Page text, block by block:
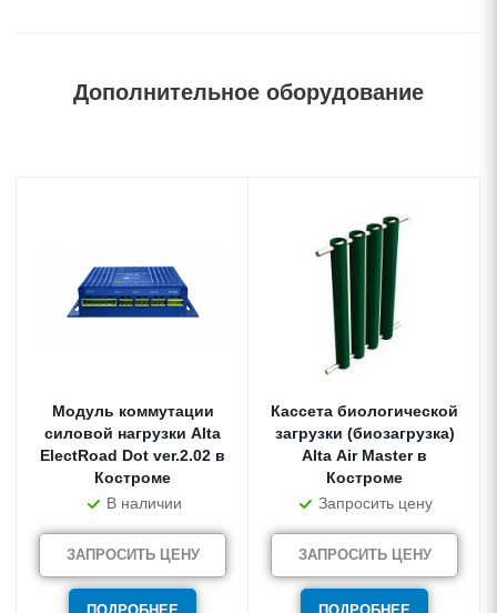
Дополнительное оборудование
Модуль коммутации
силовой нагрузки Alta
ElectRoad Dot ver.2.02 в
Костроме
В наличии
ЗАПРОСИТЬ ЦЕНУ
Кассета биологической
загрузки (биозагрузка)
Alta Air Master в
Костроме
Запросить цену
ЗАПРОСИТЬ ЦЕНУ